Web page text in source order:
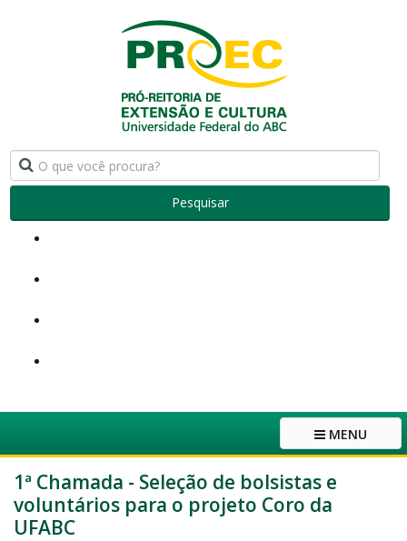
Pesquisar
MENU
1ª Chamada - Seleção de bolsistas e
voluntários para o projeto Coro da
UFABC